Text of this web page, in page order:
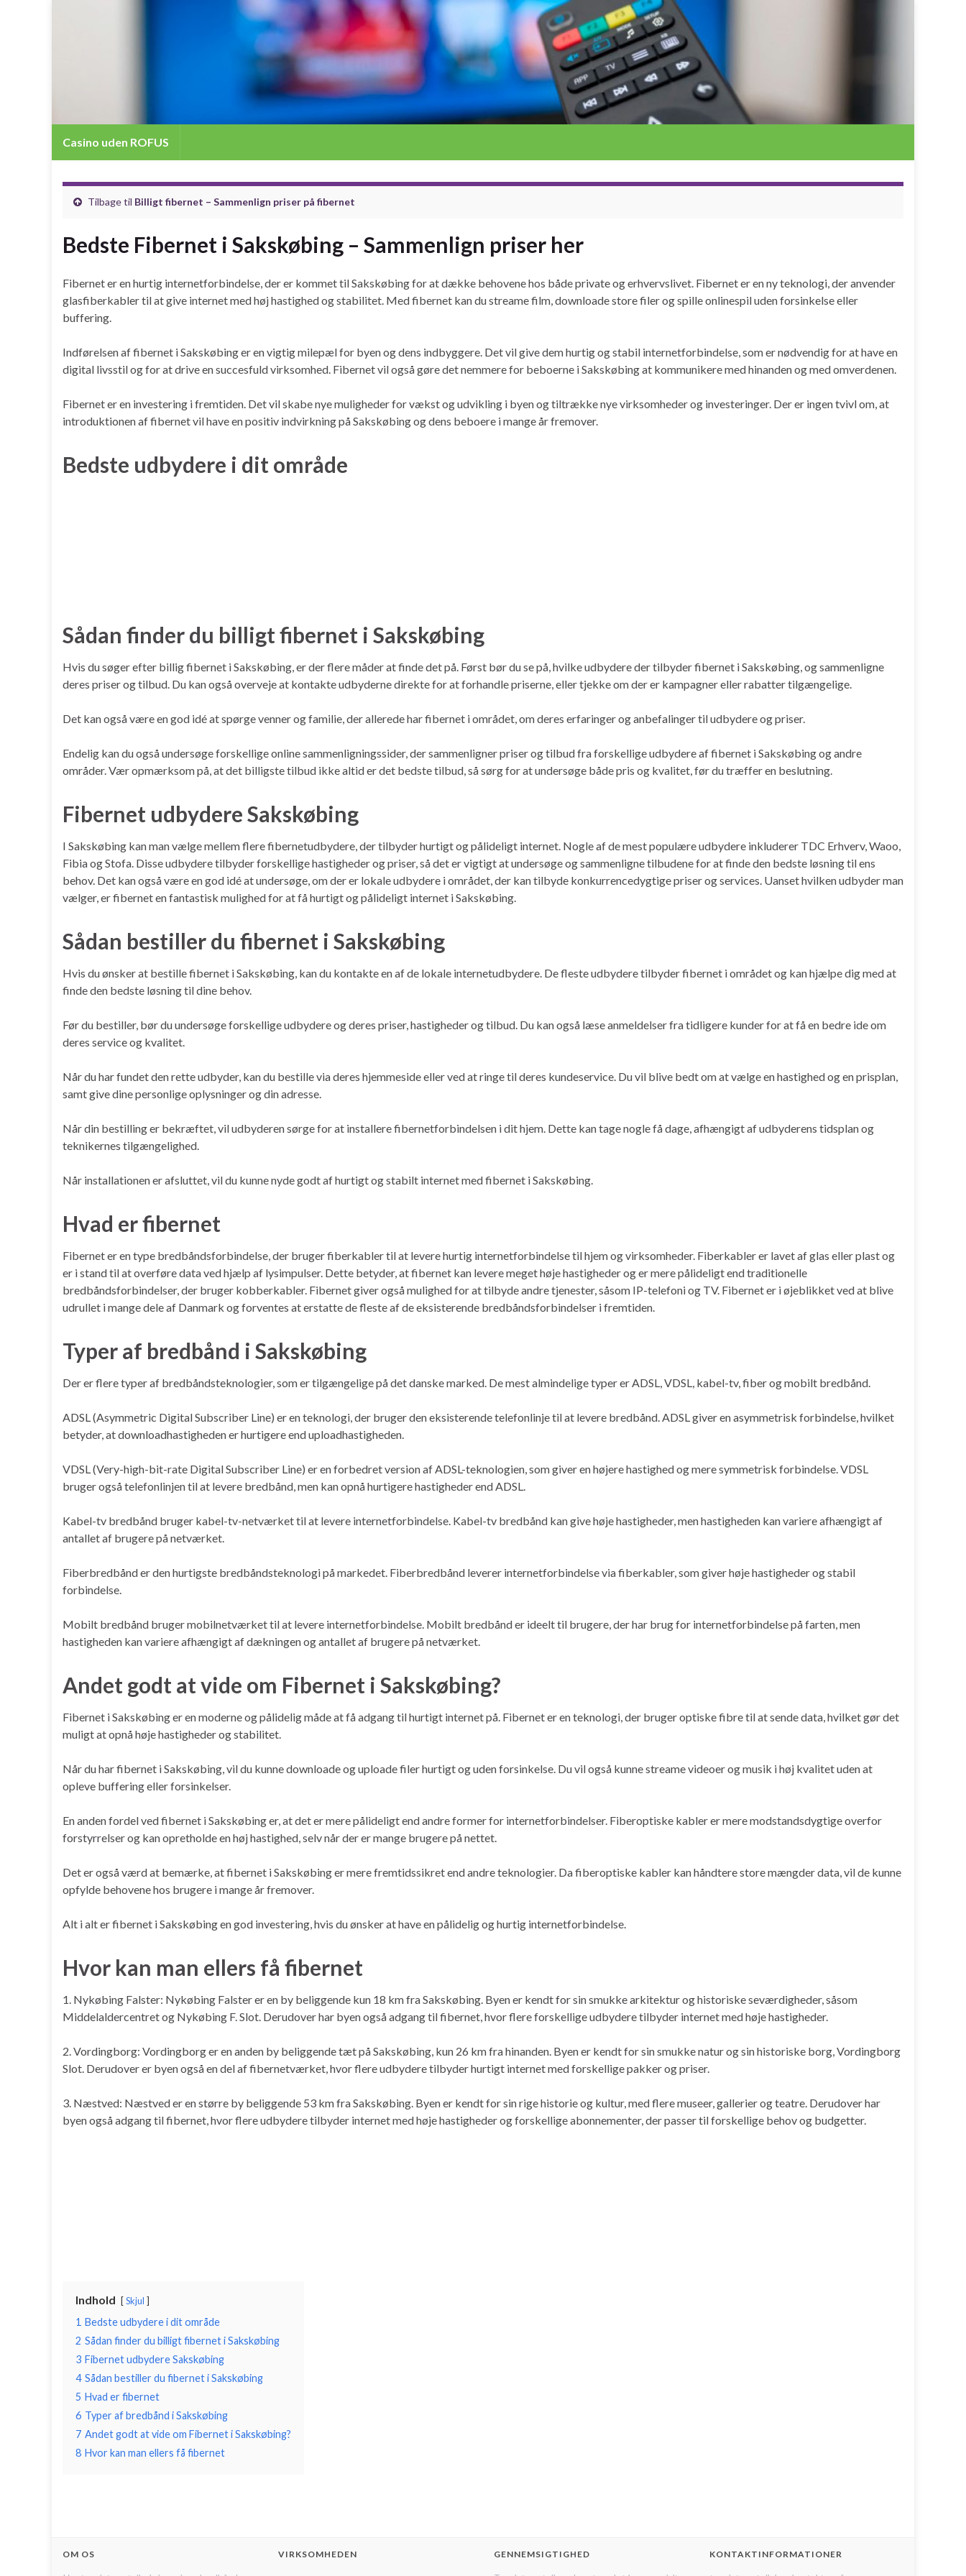
Casino uden ROFUS
Tilbage til Billigt fibernet – Sammenlign priser på fibernet
Bedste Fibernet i Sakskøbing – Sammenlign priser her
Fibernet er en hurtig internetforbindelse, der er kommet til Sakskøbing for at dække behovene hos både private og erhvervslivet. Fibernet er en ny teknologi, der anvender
glasfiberkabler til at give internet med høj hastighed og stabilitet. Med fibernet kan du streame film, downloade store filer og spille onlinespil uden forsinkelse eller
buffering.
Indførelsen af fibernet i Sakskøbing er en vigtig milepæl for byen og dens indbyggere. Det vil give dem hurtig og stabil internetforbindelse, som er nødvendig for at have en
digital livsstil og for at drive en succesfuld virksomhed. Fibernet vil også gøre det nemmere for beboerne i Sakskøbing at kommunikere med hinanden og med omverdenen.
Fibernet er en investering i fremtiden. Det vil skabe nye muligheder for vækst og udvikling i byen og tiltrække nye virksomheder og investeringer. Der er ingen tvivl om, at
introduktionen af fibernet vil have en positiv indvirkning på Sakskøbing og dens beboere i mange år fremover.
Bedste udbydere i dit område
Sådan finder du billigt fibernet i Sakskøbing
Hvis du søger efter billig fibernet i Sakskøbing, er der flere måder at finde det på. Først bør du se på, hvilke udbydere der tilbyder fibernet i Sakskøbing, og sammenligne
deres priser og tilbud. Du kan også overveje at kontakte udbyderne direkte for at forhandle priserne, eller tjekke om der er kampagner eller rabatter tilgængelige.
Det kan også være en god idé at spørge venner og familie, der allerede har fibernet i området, om deres erfaringer og anbefalinger til udbydere og priser.
Endelig kan du også undersøge forskellige online sammenligningssider, der sammenligner priser og tilbud fra forskellige udbydere af fibernet i Sakskøbing og andre
områder. Vær opmærksom på, at det billigste tilbud ikke altid er det bedste tilbud, så sørg for at undersøge både pris og kvalitet, før du træffer en beslutning.
Fibernet udbydere Sakskøbing
I Sakskøbing kan man vælge mellem flere fibernetudbydere, der tilbyder hurtigt og pålideligt internet. Nogle af de mest populære udbydere inkluderer TDC Erhverv, Waoo,
Fibia og Stofa. Disse udbydere tilbyder forskellige hastigheder og priser, så det er vigtigt at undersøge og sammenligne tilbudene for at finde den bedste løsning til ens
behov. Det kan også være en god idé at undersøge, om der er lokale udbydere i området, der kan tilbyde konkurrencedygtige priser og services. Uanset hvilken udbyder man
vælger, er fibernet en fantastisk mulighed for at få hurtigt og pålideligt internet i Sakskøbing.
Sådan bestiller du fibernet i Sakskøbing
Hvis du ønsker at bestille fibernet i Sakskøbing, kan du kontakte en af de lokale internetudbydere. De fleste udbydere tilbyder fibernet i området og kan hjælpe dig med at
finde den bedste løsning til dine behov.
Før du bestiller, bør du undersøge forskellige udbydere og deres priser, hastigheder og tilbud. Du kan også læse anmeldelser fra tidligere kunder for at få en bedre ide om
deres service og kvalitet.
Når du har fundet den rette udbyder, kan du bestille via deres hjemmeside eller ved at ringe til deres kundeservice. Du vil blive bedt om at vælge en hastighed og en prisplan,
samt give dine personlige oplysninger og din adresse.
Når din bestilling er bekræftet, vil udbyderen sørge for at installere fibernetforbindelsen i dit hjem. Dette kan tage nogle få dage, afhængigt af udbyderens tidsplan og
teknikernes tilgængelighed.
Når installationen er afsluttet, vil du kunne nyde godt af hurtigt og stabilt internet med fibernet i Sakskøbing.
Hvad er fibernet
Fibernet er en type bredbåndsforbindelse, der bruger fiberkabler til at levere hurtig internetforbindelse til hjem og virksomheder. Fiberkabler er lavet af glas eller plast og
er i stand til at overføre data ved hjælp af lysimpulser. Dette betyder, at fibernet kan levere meget høje hastigheder og er mere pålideligt end traditionelle
bredbåndsforbindelser, der bruger kobberkabler. Fibernet giver også mulighed for at tilbyde andre tjenester, såsom IP-telefoni og TV. Fibernet er i øjeblikket ved at blive
udrullet i mange dele af Danmark og forventes at erstatte de fleste af de eksisterende bredbåndsforbindelser i fremtiden.
Typer af bredbånd i Sakskøbing
Der er flere typer af bredbåndsteknologier, som er tilgængelige på det danske marked. De mest almindelige typer er ADSL, VDSL, kabel-tv, fiber og mobilt bredbånd.
ADSL (Asymmetric Digital Subscriber Line) er en teknologi, der bruger den eksisterende telefonlinje til at levere bredbånd. ADSL giver en asymmetrisk forbindelse, hvilket
betyder, at downloadhastigheden er hurtigere end uploadhastigheden.
VDSL (Very-high-bit-rate Digital Subscriber Line) er en forbedret version af ADSL-teknologien, som giver en højere hastighed og mere symmetrisk forbindelse. VDSL
bruger også telefonlinjen til at levere bredbånd, men kan opnå hurtigere hastigheder end ADSL.
Kabel-tv bredbånd bruger kabel-tv-netværket til at levere internetforbindelse. Kabel-tv bredbånd kan give høje hastigheder, men hastigheden kan variere afhængigt af
antallet af brugere på netværket.
Fiberbredbånd er den hurtigste bredbåndsteknologi på markedet. Fiberbredbånd leverer internetforbindelse via fiberkabler, som giver høje hastigheder og stabil
forbindelse.
Mobilt bredbånd bruger mobilnetværket til at levere internetforbindelse. Mobilt bredbånd er ideelt til brugere, der har brug for internetforbindelse på farten, men
hastigheden kan variere afhængigt af dækningen og antallet af brugere på netværket.
Andet godt at vide om Fibernet i Sakskøbing?
Fibernet i Sakskøbing er en moderne og pålidelig måde at få adgang til hurtigt internet på. Fibernet er en teknologi, der bruger optiske fibre til at sende data, hvilket gør det
muligt at opnå høje hastigheder og stabilitet.
Når du har fibernet i Sakskøbing, vil du kunne downloade og uploade filer hurtigt og uden forsinkelse. Du vil også kunne streame videoer og musik i høj kvalitet uden at
opleve buffering eller forsinkelser.
En anden fordel ved fibernet i Sakskøbing er, at det er mere pålideligt end andre former for internetforbindelser. Fiberoptiske kabler er mere modstandsdygtige overfor
forstyrrelser og kan opretholde en høj hastighed, selv når der er mange brugere på nettet.
Det er også værd at bemærke, at fibernet i Sakskøbing er mere fremtidssikret end andre teknologier. Da fiberoptiske kabler kan håndtere store mængder data, vil de kunne
opfylde behovene hos brugere i mange år fremover.
Alt i alt er fibernet i Sakskøbing en god investering, hvis du ønsker at have en pålidelig og hurtig internetforbindelse.
Hvor kan man ellers få fibernet
1. Nykøbing Falster: Nykøbing Falster er en by beliggende kun 18 km fra Sakskøbing. Byen er kendt for sin smukke arkitektur og historiske seværdigheder, såsom
Middelaldercentret og Nykøbing F. Slot. Derudover har byen også adgang til fibernet, hvor flere forskellige udbydere tilbyder internet med høje hastigheder.
2. Vordingborg: Vordingborg er en anden by beliggende tæt på Sakskøbing, kun 26 km fra hinanden. Byen er kendt for sin smukke natur og sin historiske borg, Vordingborg
Slot. Derudover er byen også en del af fibernetværket, hvor flere udbydere tilbyder hurtigt internet med forskellige pakker og priser.
3. Næstved: Næstved er en større by beliggende 53 km fra Sakskøbing. Byen er kendt for sin rige historie og kultur, med flere museer, gallerier og teatre. Derudover har
byen også adgang til fibernet, hvor flere udbydere tilbyder internet med høje hastigheder og forskellige abonnementer, der passer til forskellige behov og budgetter.
Indhold Skjul
1 Bedste udbydere i dit område
2 Sådan finder du billigt fibernet i Sakskøbing
3 Fibernet udbydere Sakskøbing
4 Sådan bestiller du fibernet i Sakskøbing
5 Hvad er fibernet
6 Typer af bredbånd i Sakskøbing
7 Andet godt at vide om Fibernet i Sakskøbing?
8 Hvor kan man ellers få fibernet
OM OS VIRKSOMHEDEN GENNEMSIGTIGHED KONTAKTINFORMATIONER